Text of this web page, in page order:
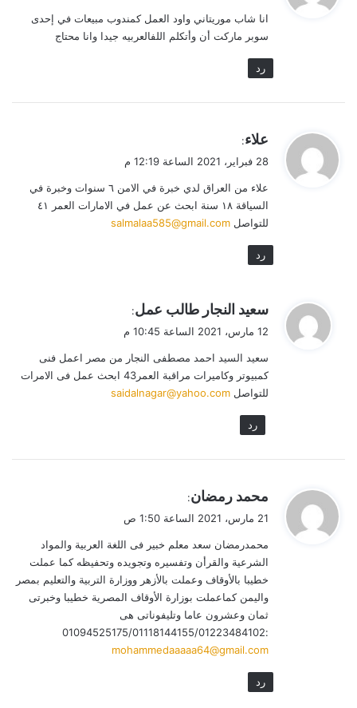
ل
انا شاب موريتاني واود العمل كمندوب مبيعات في إحدى
سوبر ماركت أن وأتكلم اللفالعربيه جيدا وانا محتاج
رد
ي
ق
ل
علاء:
28 فبراير، 2021 الساعة 12:19 م
علاء من العراق لدي خبرة في الامن ٦ سنوات وخبرة في
السياقة ١٨ سنة ابحث عن عمل في الامارات العمر ٤١
للتواصل salmalaa585@gmail.com
رد
ي
ق
ل
سعيد النجار طالب عمل:
12 مارس، 2021 الساعة 10:45 م
سعيد السيد احمد مصطفى النجار من مصر اعمل فنى
كمبيوتر وكاميرات مراقبة العمر43 ابحث عمل فى الامرات
للتواصل saidalnagar@yahoo.com
رد
ق
ل
محمد رمضان:
21 مارس، 2021 الساعة 1:50 ص
محمدرمضان سعد معلم خبير فى اللغة العربية والمواد
الشرعية والقرأن وتفسيره وتجويده وتحفيظه كما عملت
خطيبا بالأوقاف وعملت بالأزهر ووزارة التربية والتعليم بمصر
واليمن كماعملت بوزارة الأوقاف المصرية خطيبا وخبرتى
ثمان وعشرون عاما وتليفوناتى هى
:01094525175/01118144155/01223484102
mohammedaaaaa64@gmail.com
رد